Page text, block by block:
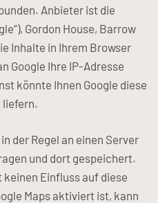
Anbieter ist die
Gordon House, Barrow
Inhalte in Ihrem Browser
Google Ihre IP-Adresse
könnte Ihnen Google diese
liefern.
der Regel an einen Server
und dort gespeichert.
Einfluss auf diese
Maps aktiviert ist, kann